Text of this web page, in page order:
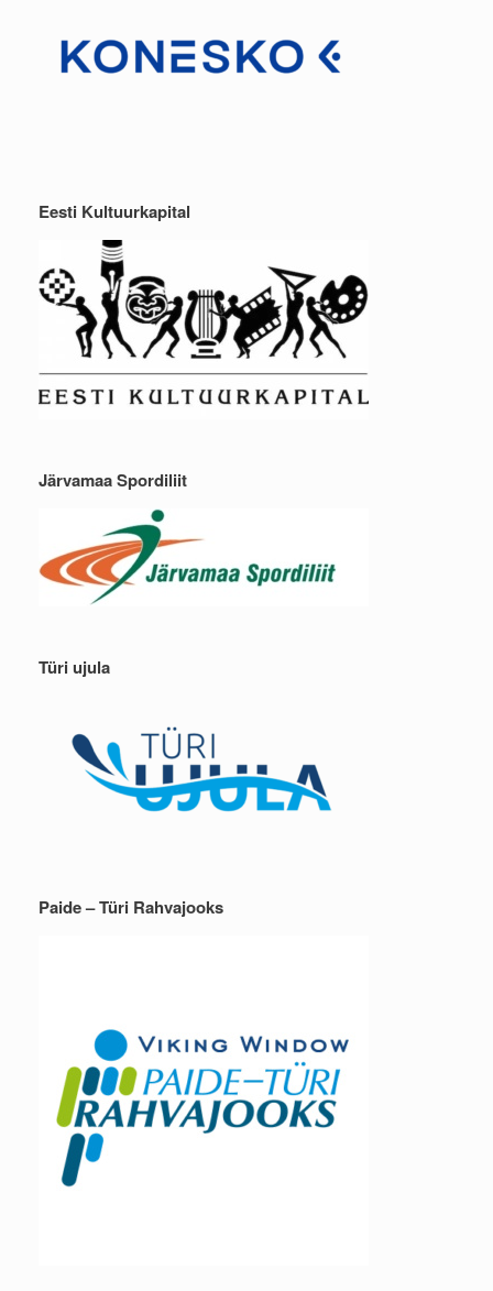
Eesti Kultuurkapital
Järvamaa Spordiliit
Türi ujula
Paide – Türi Rahvajooks